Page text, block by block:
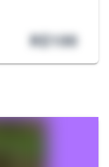
R$100